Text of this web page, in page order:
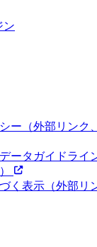
ン
ー （外部リンク
ータガイドライ
く表示 （外部リ